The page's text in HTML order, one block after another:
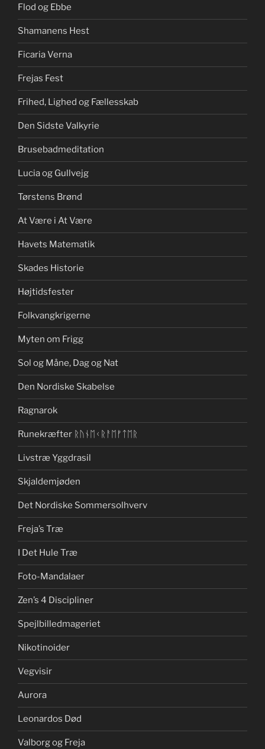
Flod og Ebbe
Shamanens Hest
Ficaria Verna
Frejas Fest
Frihed, Lighed og Fællesskab
Den Sidste Valkyrie
Brusebadmeditation
Lucia og Gullvejg
Tørstens Brønd
At Være i At Være
Havets Matematik
Skades Historie
Højtidsfester
Folkvangkrigerne
Myten om Frigg
Sol og Måne, Dag og Nat
Den Nordiske Skabelse
Ragnarok
Runekræfter ᚱᚢᚾᛖᚲᚱᚨᛖᚠᛏᛖᚱ
Livstræ Yggdrasil
Skjaldemjøden
Det Nordiske Sommersolhverv
Freja’s Træ
I Det Hule Træ
Foto-Mandalaer
Zen’s 4 Discipliner
Spejlbilledmageriet
Nikotinoider
Vegvisir
Aurora
Leonardos Død
Valborg og Freja